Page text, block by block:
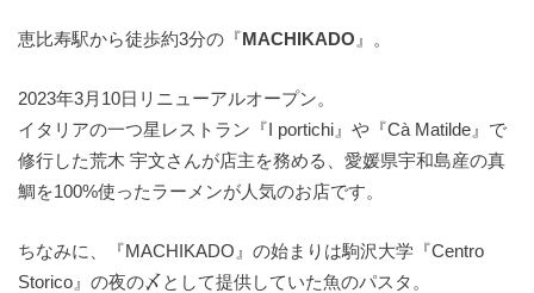
恵比寿駅から徒歩約3分の『MACHIKADO 』。
2023年3月10日リニューアルオープン。
イタリアの一つ星レストラン『I portichi』や『Cà Matilde』で
修行した荒木 宇文さんが店主を務める、愛媛県宇和島産の真
鯛を100%使ったラーメンが人気のお店です。
ちなみに、『MACHIKADO』の始まりは駒沢大学『Centro
Storico』の夜の〆として提供していた魚のパスタ。